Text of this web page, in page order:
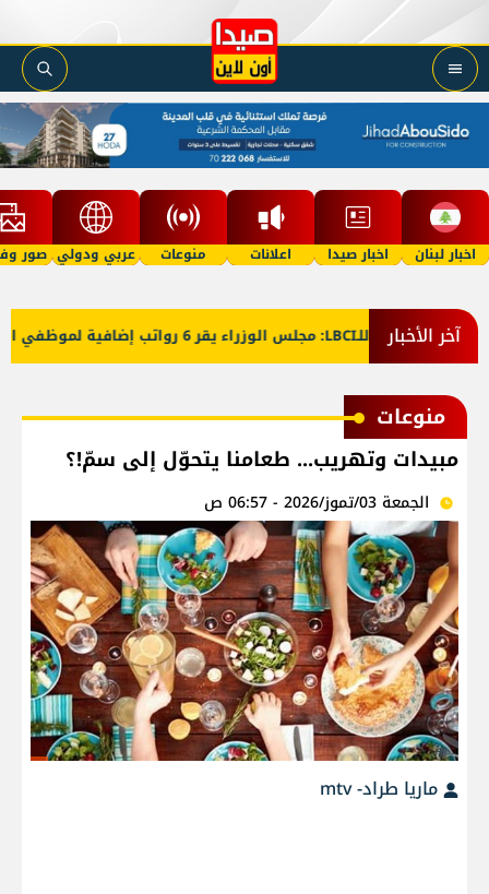
اخبار لبنان اخبار صيدا اعلانات منوعات عربي ودولي صور
آخر الأخبار
معلومات للـLBCI: مجلس الوزراء يقر 6 رواتب إضافية لموظفي القطاع العام وصرف الفروقات بأثر رجعي منذ آذار
منوعات
مبيدات وتهريب... طعامنا يتحوّل إلى سمّ!؟
الجمعة 03/تموز/2026 - 06:57 ص
ماريا طراد- mtv